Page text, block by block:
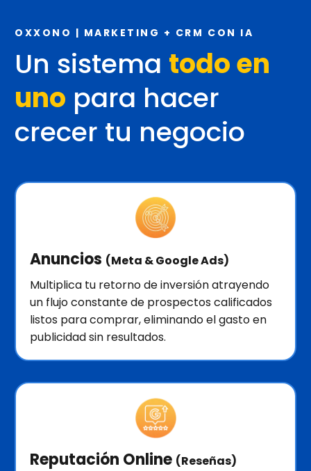
OXXONO | MARKETING + CRM CON IA
Un sistema todo en
uno para hacer
crecer tu negocio
Anuncios (Meta & Google Ads)
Multiplica tu retorno de inversión atrayendo
un flujo constante de prospectos calificados
listos para comprar, eliminando el gasto en
publicidad sin resultados.
Reputación Online (Reseñas)